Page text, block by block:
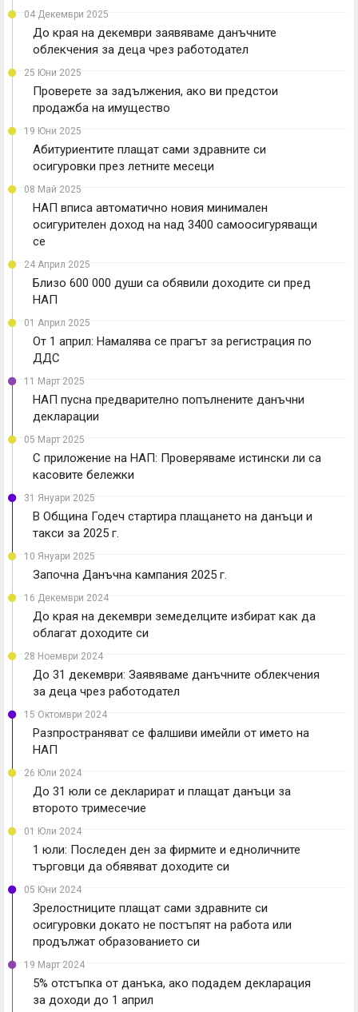
04 Декември 2025
До края на декември заявяваме данъчните
облекчения за деца чрез работодател
25 Юни 2025
Проверете за задължения, ако ви предстои
продажба на имущество
19 Юни 2025
Абитуриентите плащат сами здравните си
осигуровки през летните месеци
08 Май 2025
НАП вписа автоматично новия минимален
осигурителен доход на над 3400 самоосигуряващи
се
24 Април 2025
Близо 600 000 души са обявили доходите си пред
НАП
01 Април 2025
От 1 април: Намалява се прагът за регистрация по
ДДС
11 Март 2025
НАП пусна предварително попълнените данъчни
декларации
05 Март 2025
С приложение на НАП: Проверяваме истински ли са
касовите бележки
31 Януари 2025
В Община Годеч стартира плащането на данъци и
такси за 2025 г.
10 Януари 2025
Започна Данъчна кампания 2025 г.
16 Декември 2024
До края на декември земеделците избират как да
облагат доходите си
28 Ноември 2024
До 31 декември: Заявяваме данъчните облекчения
за деца чрез работодател
15 Октомври 2024
Разпространяват се фалшиви имейли от името на
НАП
26 Юли 2024
До 31 юли се декларират и плащат данъци за
второто тримесечие
01 Юли 2024
1 юли: Последен ден за фирмите и едноличните
търговци да обявяват доходите си
05 Юни 2024
Зрелостниците плащат сами здравните си
осигуровки докато не постъпят на работа или
продължат образованието си
19 Март 2024
5% отстъпка от данъка, ако подадем декларация
за доходи до 1 април